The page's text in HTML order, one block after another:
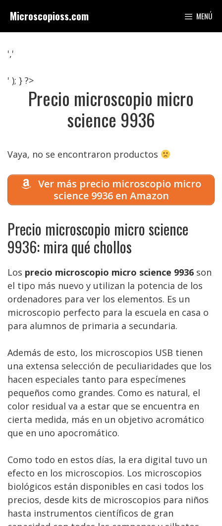
contenido
Microscopioss.com MENÚ
','
' ); } ?>
Precio microscopio micro
science 9936
Vaya, no se encontraron productos
Ver más precio microscopio micro
science 9936 en Amazon
Precio microscopio micro science
9936: mira qué chollos
Los precio microscopio micro science 9936 son
el tipo más nuevo y utilizan la potencia de los
ordenadores para ver los elementos. Es un
microscopio perfecto para la escuela en casa o
para alumnos de primaria a secundaria.
Además de esto, los microscopios USB tienen
una extensa selección de peculiaridades que los
hacen especiales tanto para especímenes
pequeños como grandes. Como es natural, el
color residual va a estar que se encuentra en
cierta medida, más en un objetivo acromático
que en uno apocromático.
Como todo en estos días, la era digital tuvo un
efecto en los microscopios. Los microscopios
biológicos están disponibles en casi todos los
precios, desde kits de microscopios para niños
hasta instrumentos científicos de gran